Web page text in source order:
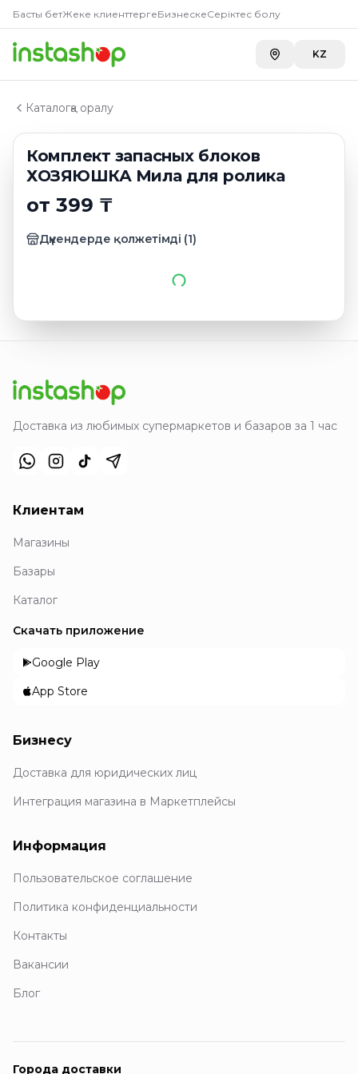
Басты бетЖеке клиенттергеБизнескеСеріктес болу
KZ
Каталогқа оралу
Комплект запасных блоков
ХОЗЯЮШКА Мила для ролика
от 399 ₸
Дүкендерде қолжетімді (1)
Главная
Каталог
Пищевые пакеты, пленка, фольга, бумага для
Комплект запасных блоков ХОЗЯЮШКА Мила для
Доставка из любимых супермаркетов и базаров за 1 час
Клиентам
Магазины
Базары
Каталог
Скачать приложение
Google Play
App Store
Бизнесу
Доставка для юридических лиц
Интеграция магазина в Маркетплейсы
Информация
Пользовательское соглашение
Политика конфиденциальности
Контакты
Вакансии
Блог
Города доставки